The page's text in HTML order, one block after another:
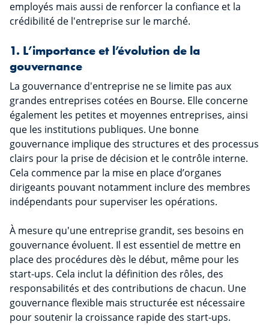
employés mais aussi de renforcer la confiance et la
crédibilité de l'entreprise sur le marché.
1. L’importance et l’évolution de la
gouvernance
La gouvernance d'entreprise ne se limite pas aux
grandes entreprises cotées en Bourse. Elle concerne
également les petites et moyennes entreprises, ainsi
que les institutions publiques. Une bonne
gouvernance implique des structures et des processus
clairs pour la prise de décision et le contrôle interne.
Cela commence par la mise en place d’organes
dirigeants pouvant notamment inclure des membres
indépendants pour superviser les opérations.
À mesure qu'une entreprise grandit, ses besoins en
gouvernance évoluent. Il est essentiel de mettre en
place des procédures dès le début, même pour les
start-ups. Cela inclut la définition des rôles, des
responsabilités et des contributions de chacun. Une
gouvernance flexible mais structurée est nécessaire
pour soutenir la croissance rapide des start-ups.